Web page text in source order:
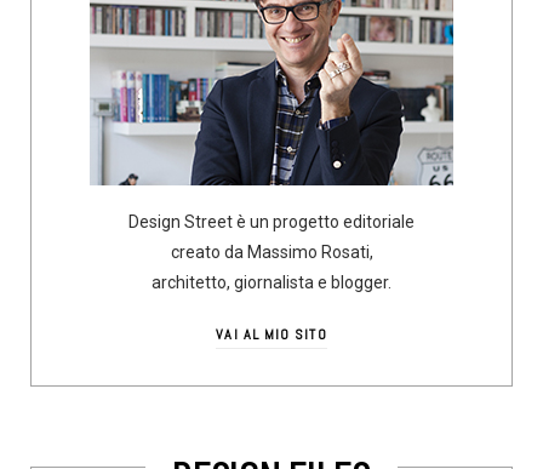
Design Street è un progetto editoriale
creato da Massimo Rosati,
architetto, giornalista e blogger.
VAI AL MIO SITO